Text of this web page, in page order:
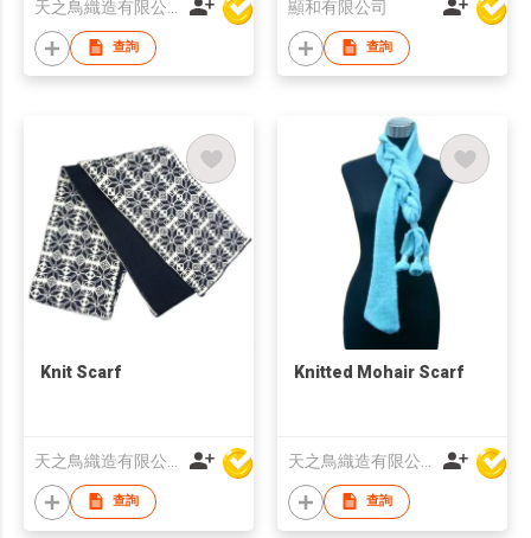
查詢
顯和有限公司
查詢
Knit Scarf
查詢
Knitted Mohair Scarf
查詢